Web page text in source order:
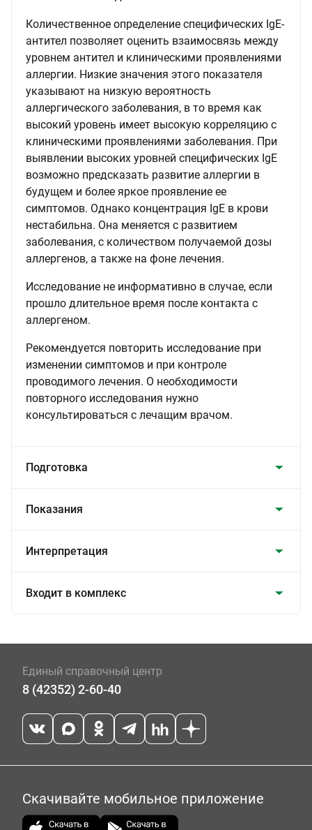
Количественное определение специфических IgE-
антител позволяет оценить взаимосвязь между
уровнем антител и клиническими проявлениями
аллергии. Низкие значения этого показателя
указывают на низкую вероятность
аллергического заболевания, в то время как
высокий уровень имеет высокую корреляцию с
клиническими проявлениями заболевания. При
выявлении высоких уровней специфических IgE
возможно предсказать развитие аллергии в
будущем и более яркое проявление ее
симптомов. Однако концентрация IgE в крови
нестабильна. Она меняется с развитием
заболевания, с количеством получаемой дозы
аллергенов, а также на фоне лечения.
Исследование не информативно в случае, если
прошло длительное время после контакта с
аллергеном.
Рекомендуется повторить исследование при
изменении симптомов и при контроле
проводимого лечения. О необходимости
повторного исследования нужно
консультироваться с лечащим врачом.
Подготовка
Показания
Интерпретация
Входит в комплекс
Единый справочный центр
8 (42352) 2-60-40
Скачивайте мобильное приложение